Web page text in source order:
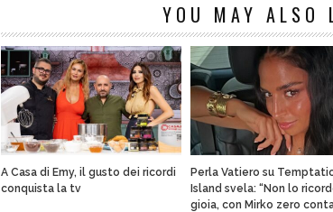
YOU MAY ALSO
A Casa di Emy, il gusto dei ricordi
conquista la tv
Perla Vatiero su
Island svela: “Non lo
gioia, con Mirko zero